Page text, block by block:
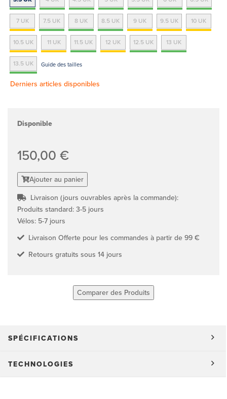
7 UK 7.5 UK 8 UK 8.5 UK 9 UK 9.5 UK 10 UK
10.5 UK 11 UK 11.5 UK 12 UK 12.5 UK 13 UK
13.5 UK Guide des tailles
Derniers articles disponibles
Disponible
150,00 €
Ajouter au panier
Livraison (jours ouvrables après la commande):
Produits standard: 3-5 jours
Vélos: 5-7 jours
Livraison Offerte pour les commandes à partir de 99 €
Retours gratuits sous 14 jours
Comparer des Produits
SPÉCIFICATIONS
TECHNOLOGIES